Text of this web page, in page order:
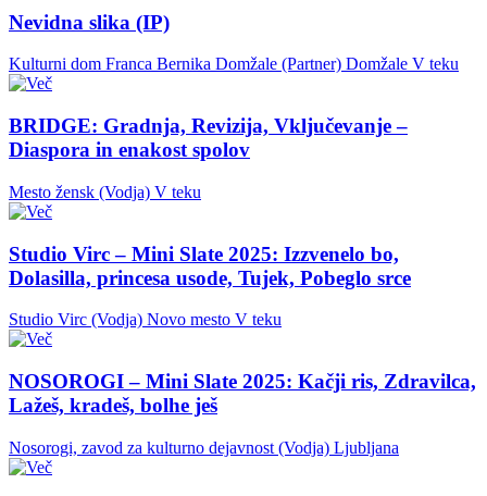
Nevidna slika (IP)
Kulturni dom Franca Bernika Domžale (Partner) Domžale V teku
BRIDGE: Gradnja, Revizija, Vključevanje –
Diaspora in enakost spolov
Mesto žensk (Vodja) V teku
Studio Virc – Mini Slate 2025: Izzvenelo bo,
Dolasilla, princesa usode, Tujek, Pobeglo srce
Studio Virc (Vodja) Novo mesto V teku
NOSOROGI – Mini Slate 2025: Kačji ris, Zdravilca,
Lažeš, kradeš, bolhe ješ
Nosorogi, zavod za kulturno dejavnost (Vodja) Ljubljana